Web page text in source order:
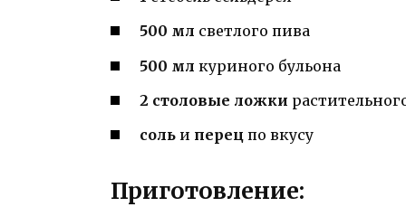
500 мл светлого пива
500 мл куриного бульона
2 столовые ложки
соль и перец по вкусу
Приготовление: